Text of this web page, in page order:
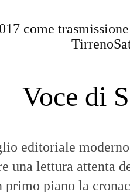
come
Voce di
editoriale
una lettura attenta
primo piano la